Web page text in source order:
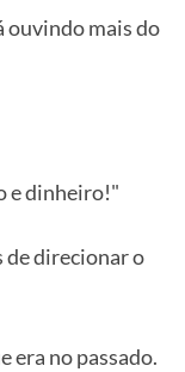
ouvindo mais do
e dinheiro!"
de direcionar o
era no passado.